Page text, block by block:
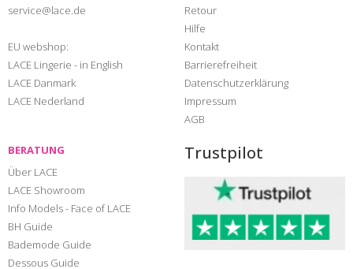
service@lace.de
EU webshop:
LACE Lingerie - in English
LACE Danmark
LACE Nederland
Retour
Hilfe
Kontakt
Barrierefreiheit
Datenschutzerklärung
Impressum
AGB
BERATUNG
Über LACE
LACE Showroom
Info Models - Face of LACE
BH Guide
Bademode Guide
Dessous Guide
Trustpilot